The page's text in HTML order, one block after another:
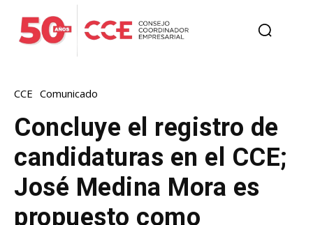
CCE Comunicado
Concluye el registro de
candidaturas en el CCE;
José Medina Mora es
propuesto como